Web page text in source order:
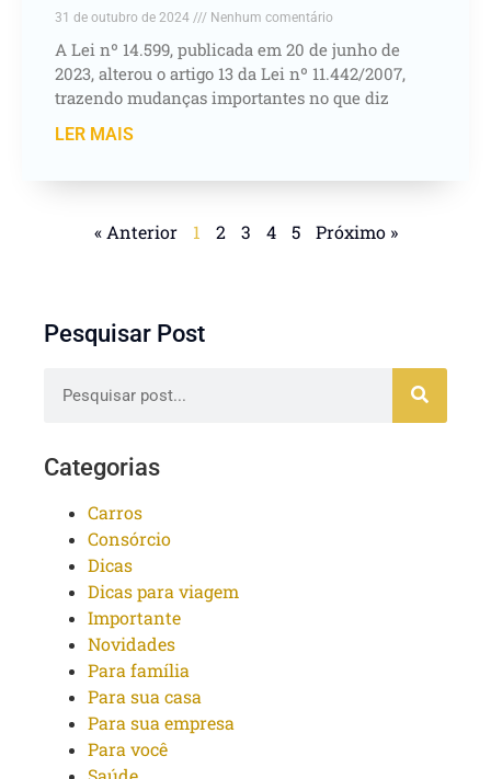
31 de outubro de 2024 Nenhum comentário
A Lei nº 14.599, publicada em 20 de junho de
2023, alterou o artigo 13 da Lei nº 11.442/2007,
trazendo mudanças importantes no que diz
LER MAIS
« Anterior 1 2 3 4 5 Próximo »
Pesquisar Post
Categorias
Carros
Consórcio
Dicas
Dicas para viagem
Importante
Novidades
Para família
Para sua casa
Para sua empresa
Para você